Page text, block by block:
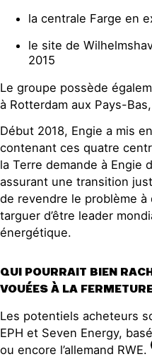
la centrale Farge en
le site de
2015
Le groupe possède
à Rotterdam aux Pays-
Début 2018, Engie a mis
contenant ces quatre
la Terre demande à Engie
assurant une transition
de revendre le problème
targuer d’être leader
énergétique.
QUI POURRAIT BIEN
VOUÉES À LA
Les potentiels acheteurs
EPH et Seven Energy,
ou encore l’allemand RWE.